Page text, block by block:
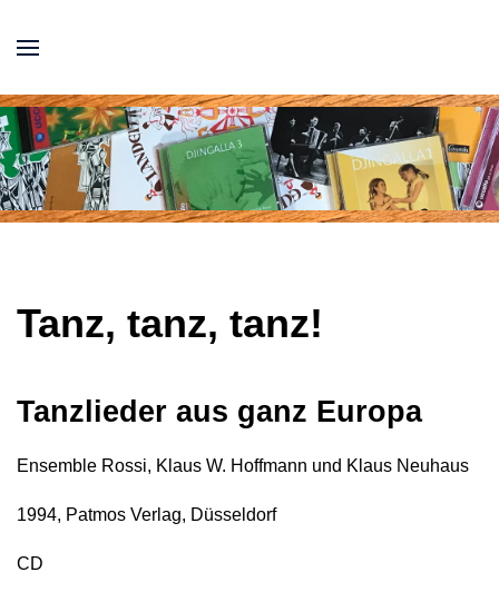
Tanz, tanz, tanz!
Tanzlieder aus ganz Europa
Ensemble Rossi, Klaus W. Hoffmann und Klaus Neuhaus
1994, Patmos Verlag, Düsseldorf
CD